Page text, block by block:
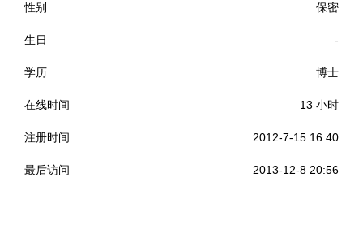
性别 保密
生日 -
学历 博士
在线时间 13 小时
注册时间 2012-7-15 16:40
最后访问 2013-12-8 20:56